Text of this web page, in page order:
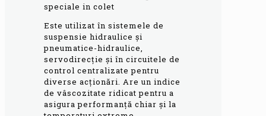
speciale in colet
Este utilizat în sistemele de
suspensie hidraulice și
pneumatice-hidraulice,
servodirecție și în circuitele de
control centralizate pentru
diverse acționări. Are un indice
de vâscozitate ridicat pentru a
asigura performanță chiar și la